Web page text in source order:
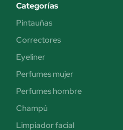
Categorías
Pintauñas
Correctores
Eyeliner
Perfumes mujer
Perfumes hombre
Champú
Limpiador facial